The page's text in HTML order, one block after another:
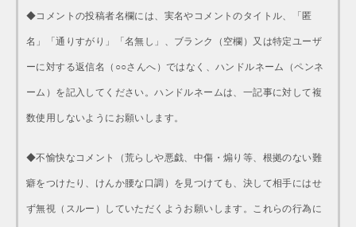
◆コメントの投稿者名欄には、実名やコメントのタイトル、「匿
名」「通りすがり」「名無し」、ブランク（空欄）又は特定ユーザ
ーに対する返信名（○○さんへ）ではなく、ハンドルネーム（ペンネ
ーム）を記入してください。ハンドルネームは、一記事に対して複
数使用しないようにお願いします。
◆不愉快なコメント（荒らしや悪戯、中傷・煽り等、根拠のない難
癖をつけたり、けんか腰な口調）を見つけても、決して相手にはせ
ず無視（スルー）していただくようお願いします。これらの行為に